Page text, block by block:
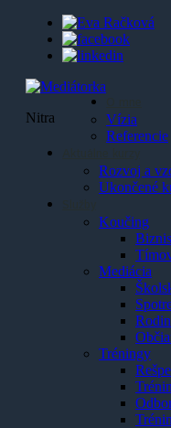
Nitra
Vízia
Referencie
Rozvoj a
Ukončené
Koučing
Mediácia
Tréningy